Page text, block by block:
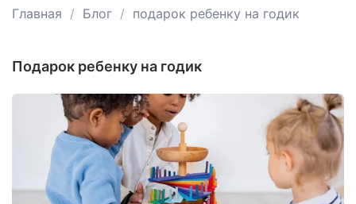
Главная Блог подарок ребенку на годик
подарок ребенку на годик